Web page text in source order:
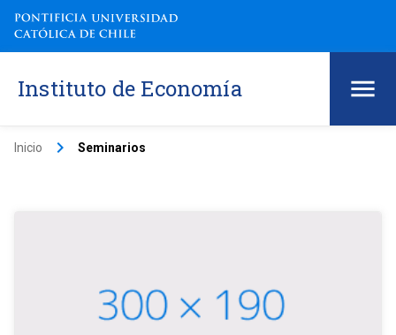
Instituto de Economía
Inicio keyboard_arrow_right Seminarios